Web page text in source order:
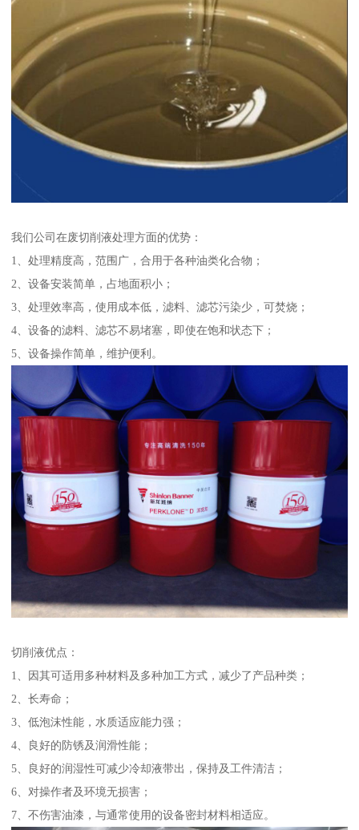
我们公司在废切削液处理方面的优势：
1、处理精度高，范围广，合用于各种油类化合物；
2、设备安装简单，占地面积小；
3、处理效率高，使用成本低，滤料、滤芯污染少，可焚烧；
4、设备的滤料、滤芯不易堵塞，即使在饱和状态下；
5、设备操作简单，维护便利。
切削液优点：
1、因其可适用多种材料及多种加工方式，减少了产品种类；
2、长寿命；
3、低泡沫性能，水质适应能力强；
4、良好的防锈及润滑性能；
5、良好的润湿性可减少冷却液带出，保持及工件清洁；
6、对操作者及环境无损害；
7、不伤害油漆，与通常使用的设备密封材料相适应。